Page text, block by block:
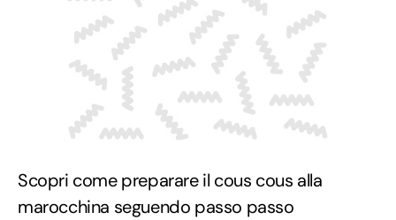
Scopri come preparare il cous cous alla
marocchina seguendo passo passo